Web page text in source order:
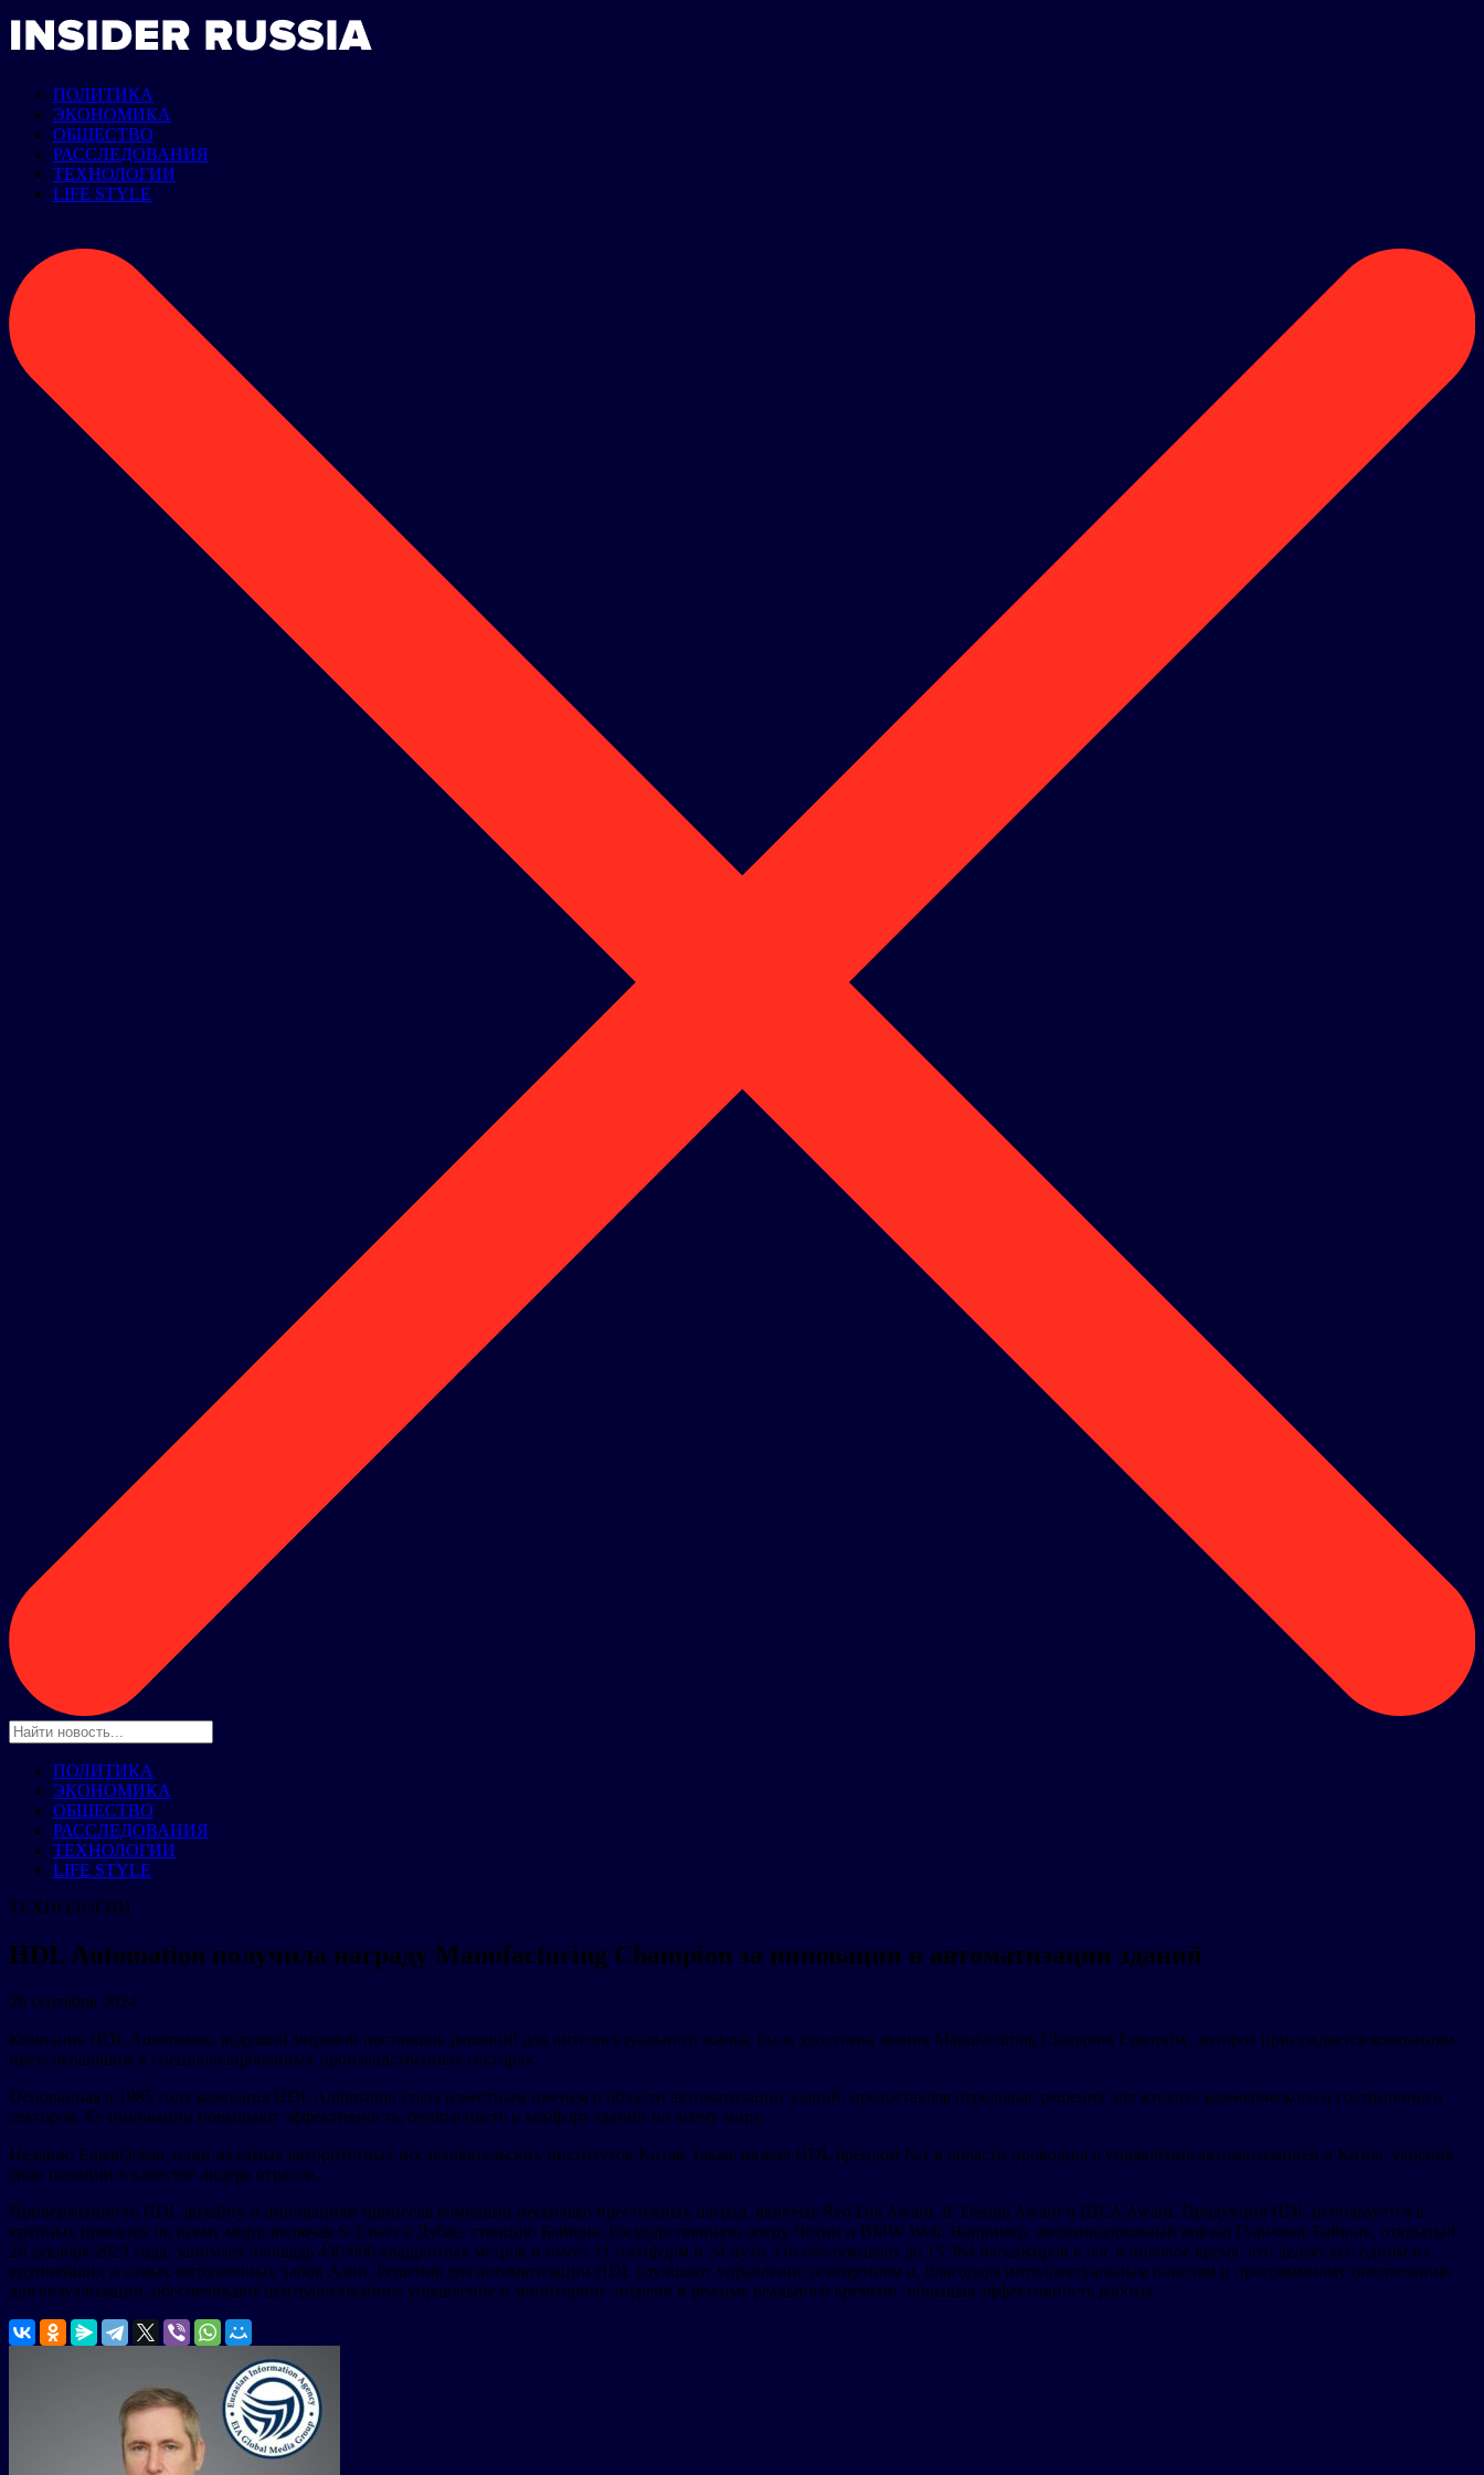
ПОЛИТИКА
ЭКОНОМИКА
ОБЩЕСТВО
РАССЛЕДОВАНИЯ
ТЕХНОЛОГИИ
LIFE STYLE
ПОЛИТИКА
ЭКОНОМИКА
ОБЩЕСТВО
РАССЛЕДОВАНИЯ
ТЕХНОЛОГИИ
LIFE STYLE
ТЕХНОЛОГИИ
HDL Automation получила награду Manufacturing Champion за инновации в автоматизации зданий
28 сентября 2024
Компания HDL Automation, ведущий мировой поставщик решений для интеллектуального жилья, была удостоена звания Manufacturing Champion Enterprise, которое присуждается компаниям,
преуспевающим в специализированных производственных секторах.
Основанная в 1985 году компания HDL Automation стала известным именем в области автоматизации зданий, предоставляя передовые решения для жилого, коммерческого и гостиничного
секторов. Ее инновации повышают эффективность, безопасность и комфорт зданий по всему миру.
Недавно EqualOcean, один из самых авторитетных исследовательских институтов Китая, также назвал HDL брендом №1 в области проводного управления автоматизацией в Китае, укрепив
свои позиции в качестве лидера отрасли.
Приверженность HDL дизайну и инновациям принесла компании несколько престижных наград, включая Red Dot Award, iF Design Award и IDEA Award. Продукция HDL используется в
крупных проектах по всему миру, включая S-Tower в Дубае, станцию Байюнь, Государственную оперу Чехии и BMW Welt. Например, железнодорожный вокзал Гуанчжоу Байюнь, открытый
26 декабря 2023 года, занимает площадь 430 000 квадратных метров и имеет 11 платформ и 24 пути. Он обслуживает до 15 364 пассажиров в час в пиковое время, что делает его одним из
крупнейших и самых загруженных хабов Азии. Решения для автоматизации HDL улучшают управление освещением и, благодаря интеллектуальным панелям и программному обеспечению
для визуализации, обеспечивают централизованное управление и мониторинг энергии в режиме реального времени, повышая эффективность работы.